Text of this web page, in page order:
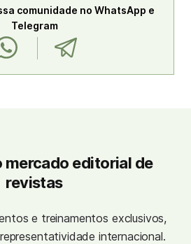
comunidade no WhatsApp e
Telegram
mercado editorial de
revistas
e treinamentos exclusivos,
internacional.